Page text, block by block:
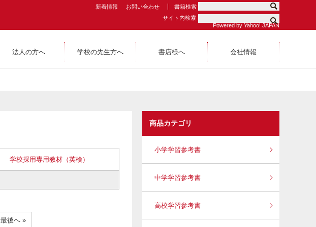
新着情報 お問い合わせ
書籍検索
サイト内検索
Powered by Yahoo! JAPAN
法人の方へ 学校の先生方へ 書店様へ 会社情報
学校採用専用教材（英検）
最後へ »
商品カテゴリ
小学学習参考書
中学学習参考書
高校学習参考書